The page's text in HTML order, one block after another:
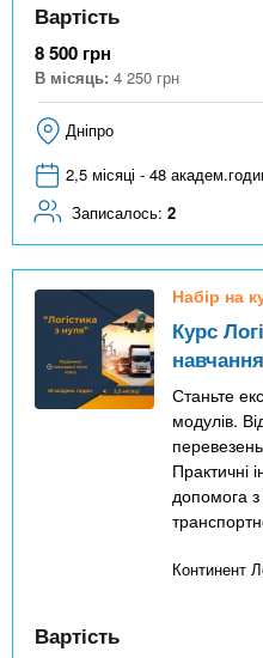
Вартість
8 500 грн
В місяць: 4 250 грн
Дніпро
2,5 місяці - 48
Записалось: 2
Набір на
Курс
навчання
Станьте
модулів.
Практичні
допомога
Континент
Вартість